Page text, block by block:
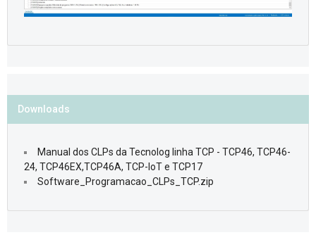
Downloads
Manual dos CLPs da Tecnolog linha TCP - TCP46, TCP46-
24, TCP46EX,TCP46A, TCP-IoT e TCP17
Software_Programacao_CLPs_TCP.zip